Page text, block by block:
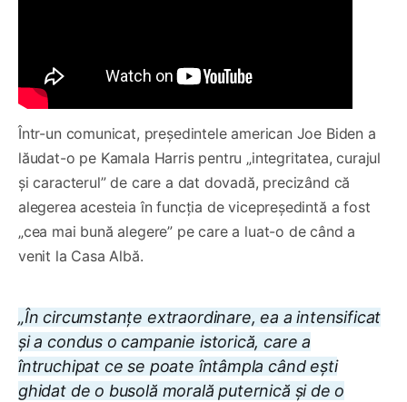
Într-un comunicat, preşedintele american Joe Biden a
lăudat-o pe Kamala Harris pentru „integritatea, curajul
şi caracterul” de care a dat dovadă, precizând că
alegerea acesteia în funcţia de vicepreşedintă a fost
„cea mai bună alegere” pe care a luat-o de când a
venit la Casa Albă.
„În circumstanțe extraordinare, ea a intensificat
și a condus o campanie istorică, care a
întruchipat ce se poate întâmpla când ești
ghidat de o busolă morală puternică și de o